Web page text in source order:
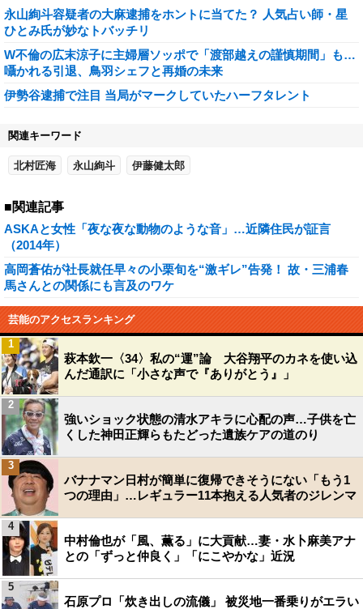
永山絢斗容疑者の大麻逮捕をホントに当てた？ 人気占い師・星
ひとみ氏が妙なトバッチリ
W不倫の広末涼子に主婦層ソッポで「渡部越えの謹慎期間」も…
囁かれる引退、鳥羽シェフと再婚の未来
伊勢谷逮捕で注目 当局がマークしていたハーフタレント
関連キーワード
北村匠海 永山絢斗 伊藤健太郎
■関連記事
ASKAと女性「夜な夜な動物のような音」…近隣住民が証言
（2014年）
高岡蒼佑が社長就任早々の小栗旬を“激ギレ”告発！ 故・三浦春
馬さんとの関係にも言及のワケ
芸能のアクセスランキング
萩本欽一〈34〉私の“運”論 大谷翔平のカネを使い込
んだ通訳に「小さな声で『ありがとう』」
1
強いショック状態の清水アキラに心配の声…子供を亡
くした神田正輝らもたどった遺族ケアの道のり
2
バナナマン日村が簡単に復帰できそうにない「もう1
つの理由」…レギュラー11本抱える人気者のジレンマ
3
中村倫也が「風、薫る」に大貢献…妻・水卜麻美アナ
との「ずっと仲良く」「にこやかな」近況
4
石原プロ「炊き出しの流儀」 被災地一番乗りがエラい
5